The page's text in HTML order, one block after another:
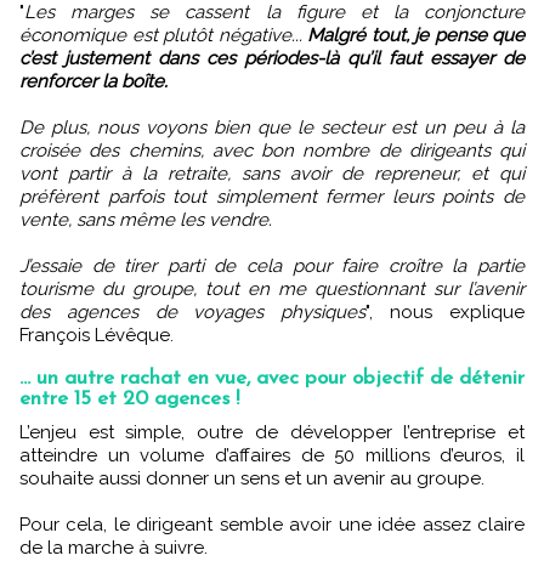
"Les marges se cassent la figure et la conjoncture
économique est plutôt négative... Malgré tout, je pense que
c’est justement dans ces périodes-là qu’il faut essayer de
renforcer la boîte.
De plus, nous voyons bien que le secteur est un peu à la
croisée des chemins, avec bon nombre de dirigeants qui
vont partir à la retraite, sans avoir de repreneur, et qui
préfèrent parfois tout simplement fermer leurs points de
vente, sans même les vendre.
J’essaie de tirer parti de cela pour faire croître la partie
tourisme du groupe, tout en me questionnant sur l’avenir
des agences de voyages physiques", nous explique
François Lévêque.
... un autre rachat en vue, avec pour objectif de détenir
entre 15 et 20 agences !
L’enjeu est simple, outre de développer l’entreprise et
atteindre un volume d’affaires de 50 millions d’euros, il
souhaite aussi donner un sens et un avenir au groupe.
Pour cela, le dirigeant semble avoir une idée assez claire
de la marche à suivre.